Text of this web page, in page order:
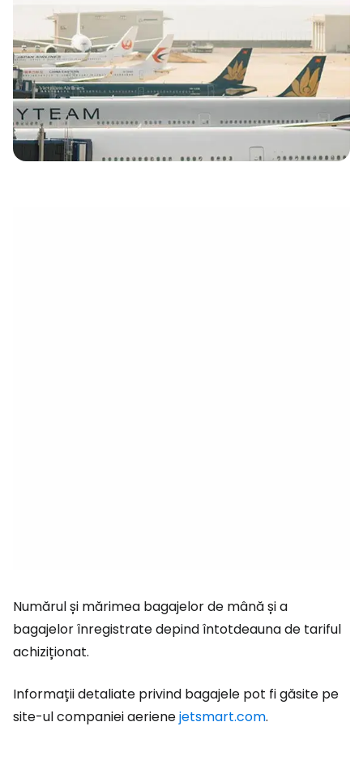
Numărul și mărimea bagajelor de mână și a
bagajelor înregistrate depind întotdeauna de tariful
achiziționat.
Informații detaliate privind bagajele pot fi găsite pe
site-ul companiei aerienejetsmart.com.